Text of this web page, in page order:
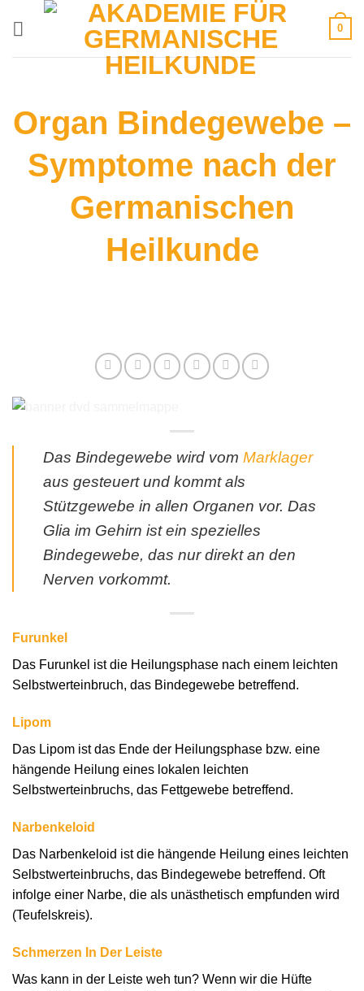
0
Organ Bindegewebe –
Symptome nach der
Germanischen
Heilkunde
Das Bindegewebe wird vom Marklager
aus gesteuert und kommt als
Stützgewebe in allen Organen vor. Das
Glia im Gehirn ist ein spezielles
Bindegewebe, das nur direkt an den
Nerven vorkommt.
Furunkel
Das Furunkel ist die Heilungsphase nach einem leichten
Selbstwerteinbruch, das Bindegewebe betreffend.
Lipom
Das Lipom ist das Ende der Heilungsphase bzw. eine
hängende Heilung eines lokalen leichten
Selbstwerteinbruchs, das Fettgewebe betreffend.
Narbenkeloid
Das Narbenkeloid ist die hängende Heilung eines leichten
Selbstwerteinbruchs, das Bindegewebe betreffend. Oft
infolge einer Narbe, die als unästhetisch empfunden wird
(Teufelskreis).
Schmerzen In Der Leiste
Was kann in der Leiste weh tun? Wenn wir die Hüfte